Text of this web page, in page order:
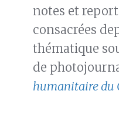
notes et
consacrées
thématique
de
humanitaire du